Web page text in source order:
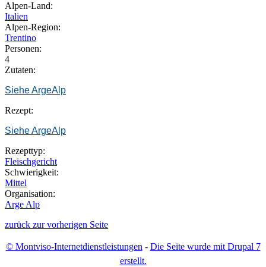
Alpen-Land:
Italien
Alpen-Region:
Trentino
Personen:
4
Zutaten:
Siehe ArgeAlp
Rezept:
Siehe ArgeAlp
Rezepttyp:
Fleischgericht
Schwierigkeit:
Mittel
Organisation:
Arge Alp
zurück zur vorherigen Seite
© Montviso-Internetdienstleistungen- Die Seite wurde mit Drupal 7
erstellt.